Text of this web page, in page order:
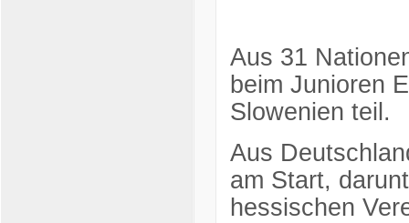
Aus 31
beim Junioren
Slowenien teil.
Aus
am Start,
hessischen